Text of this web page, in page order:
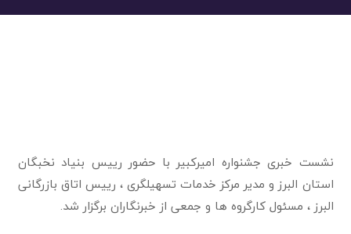
نشست خبری جشنواره امیرکبیر با حضور رییس بنیاد نخبگان
استان البرز و مدیر مرکز خدمات تسهیلگری ، رییس اتاق بازرگانی
البرز ، مسئول کارگروه ها و جمعی از خبرنگاران برگزار شد.